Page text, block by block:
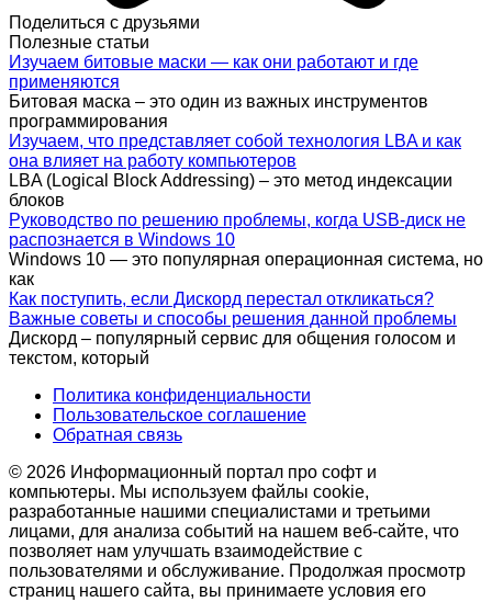
Поделиться с друзьями
Полезные статьи
Изучаем битовые маски — как они работают и где
применяются
Битовая маска – это один из важных инструментов
программирования
Изучаем, что представляет собой технология LBA и как
она влияет на работу компьютеров
LBA (Logical Block Addressing) – это метод индексации
блоков
Руководство по решению проблемы, когда USB-диск не
распознается в Windows 10
Windows 10 — это популярная операционная система, но
как
Как поступить, если Дискорд перестал откликаться?
Важные советы и способы решения данной проблемы
Дискорд – популярный сервис для общения голосом и
текстом, который
Политика конфиденциальности
Пользовательское соглашение
Обратная связь
© 2026 Информационный портал про софт и
компьютеры. Мы используем файлы cookie,
разработанные нашими специалистами и третьими
лицами, для анализа событий на нашем веб-сайте, что
позволяет нам улучшать взаимодействие с
пользователями и обслуживание. Продолжая просмотр
страниц нашего сайта, вы принимаете условия его